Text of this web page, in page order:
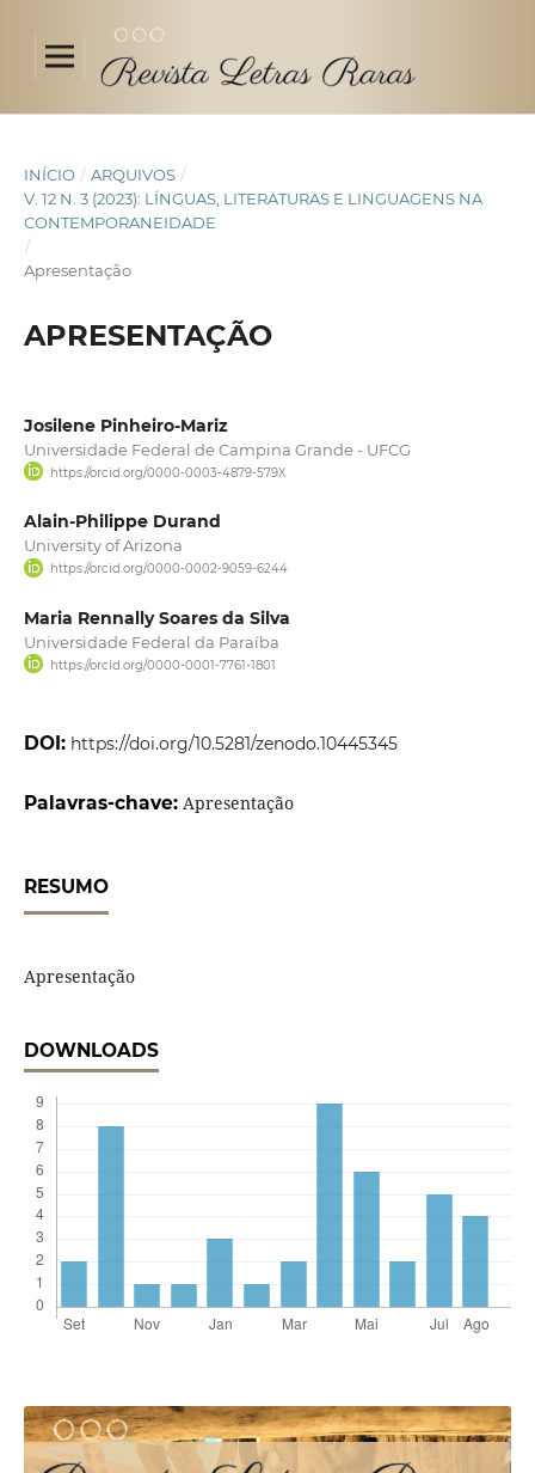
INÍCIO / ARQUIVOS /
V. 12 N. 3 (2023): LÍNGUAS, LITERATURAS E LINGUAGENS NA
CONTEMPORANEIDADE
/
Apresentação
APRESENTAÇÃO
Josilene Pinheiro-Mariz
Universidade Federal de Campina Grande - UFCG
https://orcid.org/0000-0003-4879-579X
Alain-Philippe Durand
University of Arizona
https://orcid.org/0000-0002-9059-6244
Maria Rennally Soares da Silva
Universidade Federal da Paraíba
https://orcid.org/0000-0001-7761-1801
DOI: https://doi.org/10.5281/zenodo.10445345
Palavras-chave: Apresentação
RESUMO
Apresentação
DOWNLOADS